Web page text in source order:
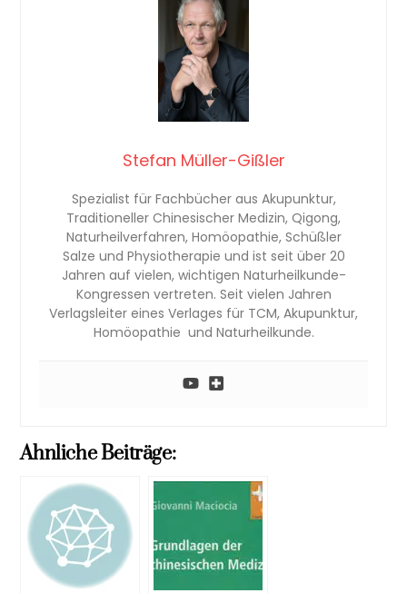
Stefan Müller-Gißler
Spezialist für Fachbücher aus Akupunktur,
Traditioneller Chinesischer Medizin, Qigong,
Naturheilverfahren, Homöopathie, Schüßler
Salze und Physiotherapie und ist seit über 20
Jahren auf vielen, wichtigen Naturheilkunde-
Kongressen vertreten. Seit vielen Jahren
Verlagsleiter eines Verlages für TCM, Akupunktur,
Homöopathie und Naturheilkunde.
Ahnliche Beiträge: